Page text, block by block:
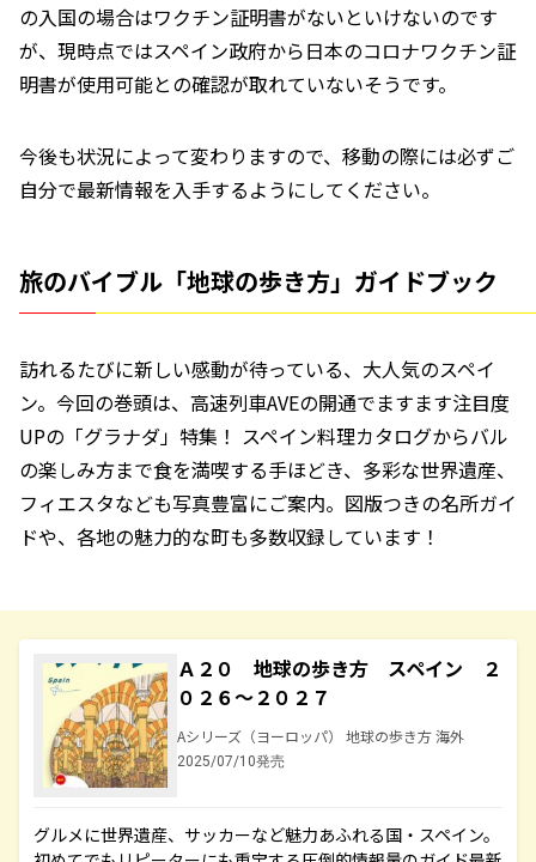
の入国の場合はワクチン証明書がないといけないのです
が、現時点ではスペイン政府から日本のコロナワクチン証
明書が使用可能との確認が取れていないそうです。
今後も状況によって変わりますので、移動の際には必ずご
自分で最新情報を入手するようにしてください。
旅のバイブル「地球の歩き方」ガイドブック
訪れるたびに新しい感動が待っている、大人気のスペイ
ン。今回の巻頭は、高速列車AVEの開通でますます注目度
UPの「グラナダ」特集！ スペイン料理カタログからバル
の楽しみ方まで食を満喫する手ほどき、多彩な世界遺産、
フィエスタなども写真豊富にご案内。図版つきの名所ガイ
ドや、各地の魅力的な町も多数収録しています！
Ａ２０ 地球の歩き方 スペイン ２
０２６～２０２７
Aシリーズ（ヨーロッパ） 地球の歩き方 海外
2025/07/10発売
グルメに世界遺産、サッカーなど魅力あふれる国・スペイン。